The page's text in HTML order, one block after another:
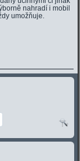
nahradí i mobil
umožňuje.